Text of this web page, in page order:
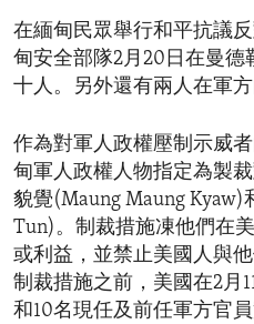
在緬甸民眾舉行和平抗議
甸安全部隊2月20日在曼
十人。另外還有兩人在軍方
作為對軍人政權壓制示威
甸軍人政權人物指定為製
貌覺(Maung Maung
Tun)。制裁措施凍他們在
或利益，並禁止美國人與
制裁措施之前，美國在2月
和10名現任及前任軍方官